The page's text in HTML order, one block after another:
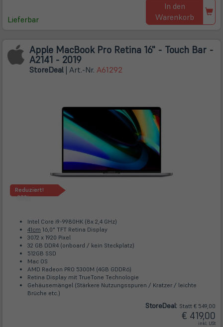
Lieferbar
In den
Warenkorb
Apple MacBook Pro Retina 16" - Touch Bar -
A2141 - 2019
StoreDeal| Art.-Nr. A61292
Reduziert!
-23%
Intel Core i9-9980HK (8x 2,4 GHz)
41cm 16,0" TFT Retina Display
3072 x 1920 Pixel
32 GB DDR4 (onboard / kein Steckplatz)
512GB SSD
Mac OS
AMD Radeon PRO 5300M (4GB GDDR6)
Retina Display mit TrueTone Technologie
Gehäusemängel (Stärkere Nutzungsspuren / Kratzer / leichte
Brüche etc.)
StoreDeal: Statt € 549,00
€ 419,00
inkl. USt